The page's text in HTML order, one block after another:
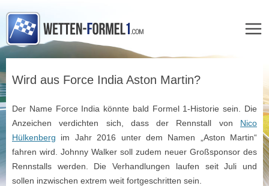
springen
Wird aus Force India Aston Martin?
Der Name Force India könnte bald Formel 1-Historie sein. Die
Anzeichen verdichten sich, dass der Rennstall von Nico
Hülkenberg im Jahr 2016 unter dem Namen „Aston Martin“
fahren wird. Johnny Walker soll zudem neuer Großsponsor des
Rennstalls werden. Die Verhandlungen laufen seit Juli und
sollen inzwischen extrem weit fortgeschritten sein.